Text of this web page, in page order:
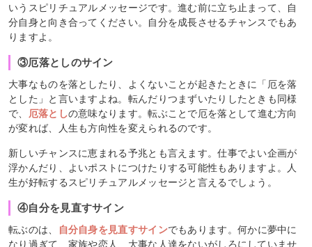
いうスピリチュアルメッセージです。進む前に立ち止まって、自
分自身と向き合ってください。自分を成長させるチャンスでもあ
りますよ。
③厄落としのサイン
大事なものを落としたり、よくないことが起きたときに「厄を落
とした」と言いますよね。転んだりつまずいたりしたときも同様
で、 厄落としの意味なります。転ぶことで厄を落として進む方向
が変れば、人生も方向性を変えられるのです。
新しいチャンスに恵まれる予兆とも言えます。仕事でよい企画が
浮かんだり、よいポストにつけたりする可能性もありますよ。人
生が好転するスピリチュアルメッセージと言えるでしょう。
④自分を見直すサイン
転ぶのは、 自分自身を見直すサインでもあります。何かに夢中に
なり過ぎて、家族や恋人、大事な人達をないがしろにしていませ